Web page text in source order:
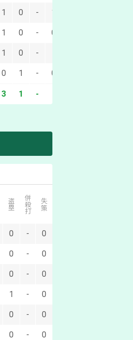
1 0 - 1
1 0 - 0
1 0 -
0 1 - 0
3 1 -
盗塁 併殺打 失策
0 - 0
0 - 0
0 - 0
1 - 0
0 - 0
0 - 0